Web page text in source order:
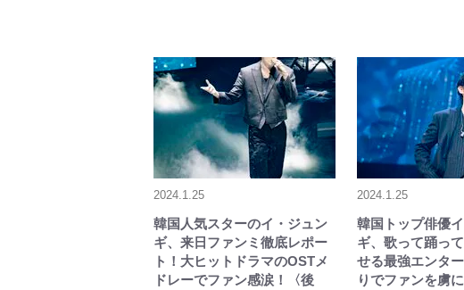
2024.1.25
韓国人気スターのイ・ジュン
ギ、来日ファンミ徹底レポー
ト！大ヒットドラマのOSTメ
ドレーでファン感涙！〈後
2024.1.25
韓国トップ俳優
ギ、歌って踊っ
せる最強エンタ
りでファンを虜